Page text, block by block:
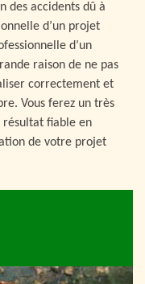
des accidents dû à
d’un projet
d’un
raison de ne pas
correctement et
Vous ferez un très
résultat fiable en
de votre projet